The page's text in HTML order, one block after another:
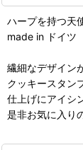
ハープを持つ天
made in ドイツ
繊細なデザイン
クッキースタン
仕上げにアイシ
是非お気に入り